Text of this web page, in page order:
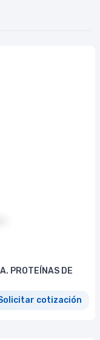
PROTEÍNAS DE
cotización